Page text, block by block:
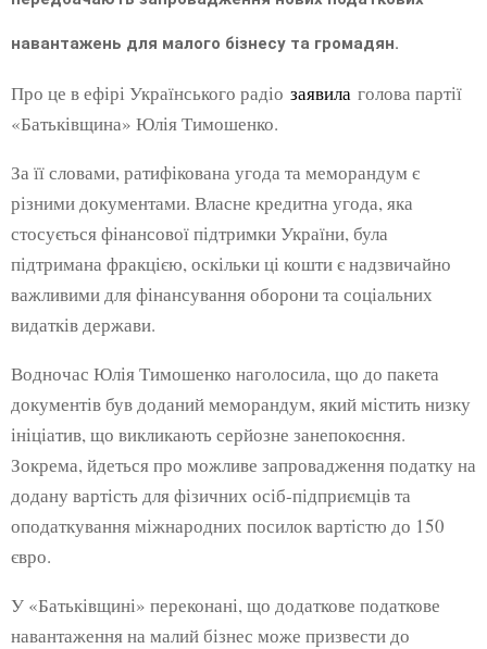
навантажень для малого бізнесу та громадян.
Про це в ефірі Українського радіо заявила голова партії
«Батьківщина» Юлія Тимошенко.
За її словами, ратифікована угода та меморандум є
різними документами. Власне кредитна угода, яка
стосується фінансової підтримки України, була
підтримана фракцією, оскільки ці кошти є надзвичайно
важливими для фінансування оборони та соціальних
видатків держави.
Водночас Юлія Тимошенко наголосила, що до пакета
документів був доданий меморандум, який містить низку
ініціатив, що викликають серйозне занепокоєння.
Зокрема, йдеться про можливе запровадження податку на
додану вартість для фізичних осіб-підприємців та
оподаткування міжнародних посилок вартістю до 150
євро.
У «Батьківщині» переконані, що додаткове податкове
навантаження на малий бізнес може призвести до